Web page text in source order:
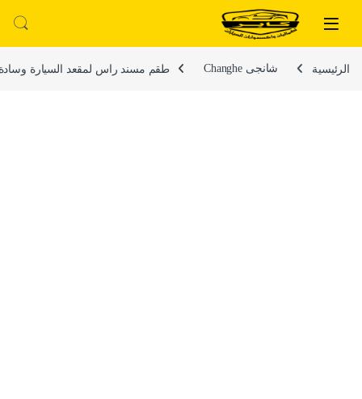
تخطي إلى المحتوى
الرئيسية شانجى Changhe طقم مسند راس لمقعد السيارة وسادة مبطنة